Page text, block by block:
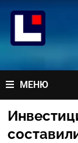
содержимому
МЕНЮ